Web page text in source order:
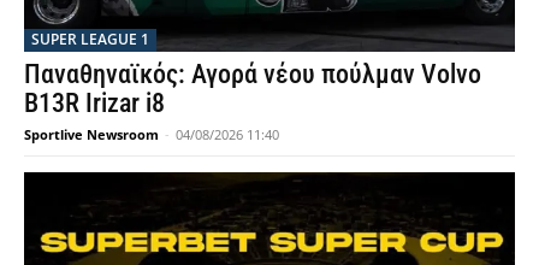
SUPER LEAGUE 1
Παναθηναϊκός: Αγορά νέου πούλμαν Volvo
B13R Irizar i8
Sportlive Newsroom - 04/08/2026 11:40